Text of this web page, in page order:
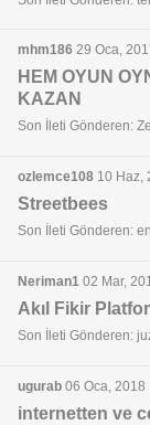
mhm186 29 Oca,
HEM OYUN
KAZAN
Son İleti Gönderen:
ozlemce108 10 Haz,
Streetbees
Son İleti Gönderen:
Neriman1 02 Mar,
Akıl Fikir
Son İleti Gönderen:
ugurab 06 Oca, 2018
internetten ve